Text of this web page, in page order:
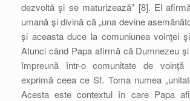
dezvoltă şi se maturizează” [8]. El
umană şi divină că „una devine
şi aceasta duce la comuniunea voinţei
Atunci când Papa afirmă că Dumnezeu
împreună într-o comunitate de
exprimă ceea ce Sf. Toma numea
Acesta este contextul în care Papa